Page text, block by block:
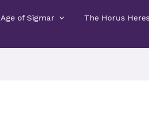
Age of Sigmar The Horus